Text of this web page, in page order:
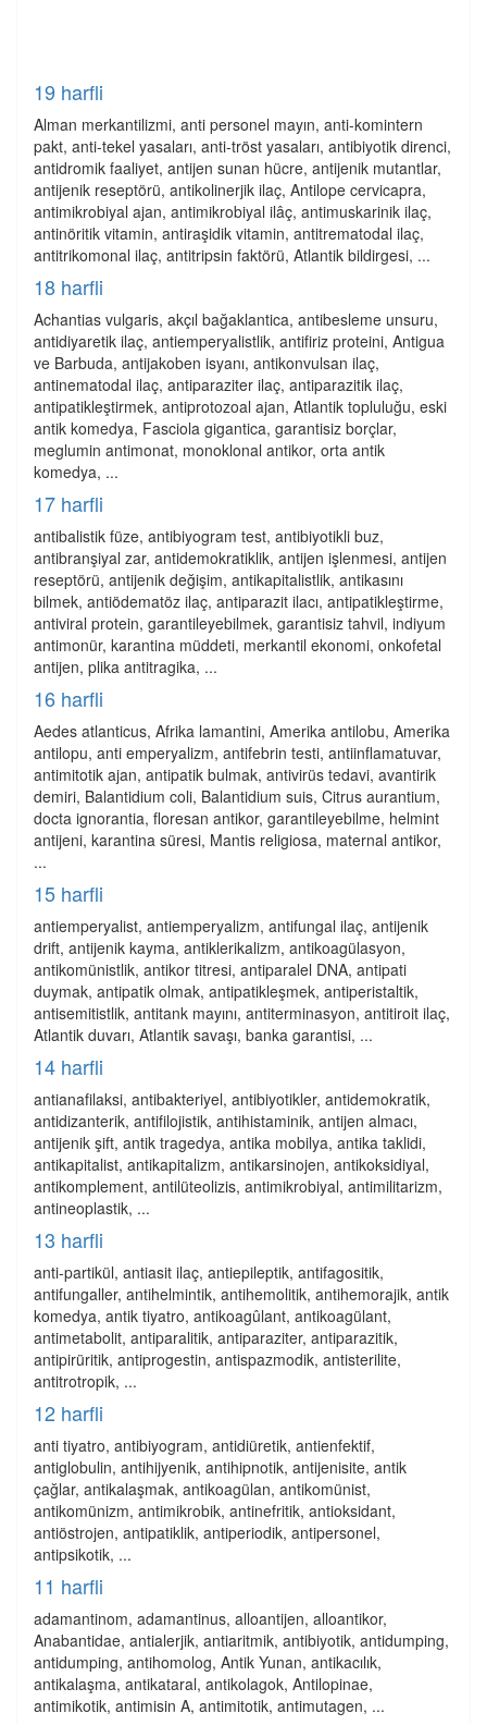
19 harfli
Alman merkantilizmi, anti personel mayın, anti-komintern
pakt, anti-tekel yasaları, anti-tröst yasaları, antibiyotik direnci,
antidromik faaliyet, antijen sunan hücre, antijenik mutantlar,
antijenik reseptörü, antikolinerjik ilaç, Antilope cervicapra,
antimikrobiyal ajan, antimikrobiyal ilâç, antimuskarinik ilaç,
antinöritik vitamin, antiraşidik vitamin, antitrematodal ilaç,
antitrikomonal ilaç, antitripsin faktörü, Atlantik bildirgesi, ...
18 harfli
Achantias vulgaris, akçıl bağaklantica, antibesleme unsuru,
antidiyaretik ilaç, antiemperyalistlik, antifiriz proteini, Antigua
ve Barbuda, antijakoben isyanı, antikonvulsan ilaç,
antinematodal ilaç, antiparaziter ilaç, antiparazitik ilaç,
antipatikleştirmek, antiprotozoal ajan, Atlantik topluluğu, eski
antik komedya, Fasciola gigantica, garantisiz borçlar,
meglumin antimonat, monoklonal antikor, orta antik
komedya, ...
17 harfli
antibalistik füze, antibiyogram test, antibiyotikli buz,
antibranşiyal zar, antidemokratiklik, antijen işlenmesi, antijen
reseptörü, antijenik değişim, antikapitalistlik, antikasını
bilmek, antiödematöz ilaç, antiparazit ilacı, antipatikleştirme,
antiviral protein, garantileyebilmek, garantisiz tahvil, indiyum
antimonür, karantina müddeti, merkantil ekonomi, onkofetal
antijen, plika antitragika, ...
16 harfli
Aedes atlanticus, Afrika lamantini, Amerika antilobu, Amerika
antilopu, anti emperyalizm, antifebrin testi, antiinflamatuvar,
antimitotik ajan, antipatik bulmak, antivirüs tedavi, avantirik
demiri, Balantidium coli, Balantidium suis, Citrus aurantium,
docta ignorantia, floresan antikor, garantileyebilme, helmint
antijeni, karantina süresi, Mantis religiosa, maternal antikor,
...
15 harfli
antiemperyalist, antiemperyalizm, antifungal ilaç, antijenik
drift, antijenik kayma, antiklerikalizm, antikoagülasyon,
antikomünistlik, antikor titresi, antiparalel DNA, antipati
duymak, antipatik olmak, antipatikleşmek, antiperistaltik,
antisemitistlik, antitank mayını, antiterminasyon, antitiroit ilaç,
Atlantik duvarı, Atlantik savaşı, banka garantisi, ...
14 harfli
antianafilaksi, antibakteriyel, antibiyotikler, antidemokratik,
antidizanterik, antifilojistik, antihistaminik, antijen almacı,
antijenik şift, antik tragedya, antika mobilya, antika taklidi,
antikapitalist, antikapitalizm, antikarsinojen, antikoksidiyal,
antikomplement, antilüteolizis, antimikrobiyal, antimilitarizm,
antineoplastik, ...
13 harfli
anti-partikül, antiasit ilaç, antiepileptik, antifagositik,
antifungaller, antihelmintik, antihemolitik, antihemorajik, antik
komedya, antik tiyatro, antikoagûlant, antikoagülant,
antimetabolit, antiparalitik, antiparaziter, antiparazitik,
antipirüritik, antiprogestin, antispazmodik, antisterilite,
antitrotropik, ...
12 harfli
anti tiyatro, antibiyogram, antidiüretik, antienfektif,
antiglobulin, antihijyenik, antihipnotik, antijenisite, antik
çağlar, antikalaşmak, antikoagülan, antikomünist,
antikomünizm, antimikrobik, antinefritik, antioksidant,
antiöstrojen, antipatiklik, antiperiodik, antipersonel,
antipsikotik, ...
11 harfli
adamantinom, adamantinus, alloantijen, alloantikor,
Anabantidae, antialerjik, antiaritmik, antibiyotik, antidumping,
antidumping, antihomolog, Antik Yunan, antikacılık,
antikalaşma, antikataral, antikolagok, Antilopinae,
antimikotik, antimisin A, antimitotik, antimutagen, ...